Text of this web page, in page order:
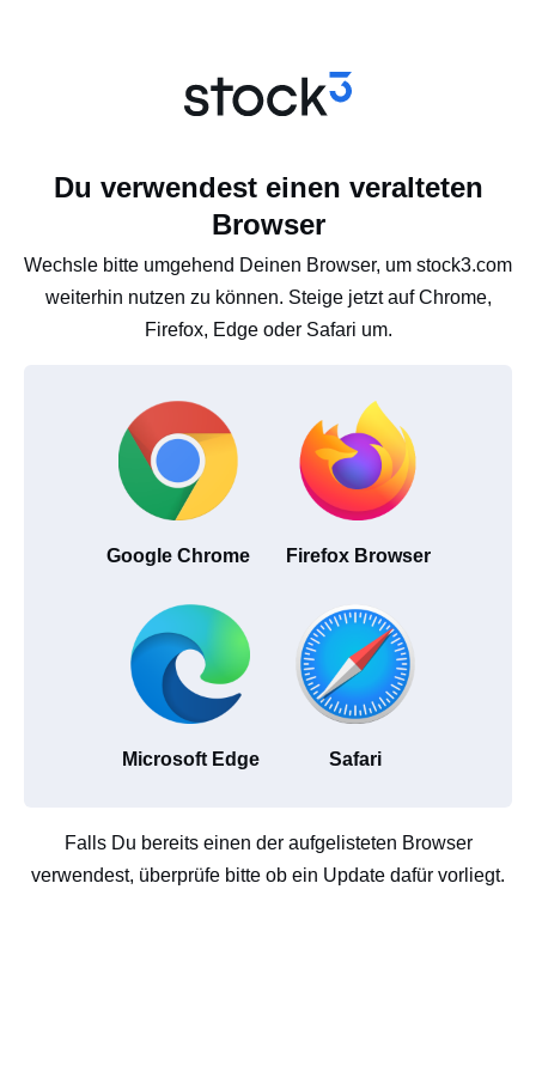
Du verwendest einen veralteten
Browser
Wechsle bitte umgehend Deinen Browser, um stock3.com
weiterhin nutzen zu können. Steige jetzt auf Chrome,
Firefox, Edge oder Safari um.
Google Chrome Firefox Browser
Microsoft Edge Safari
Falls Du bereits einen der aufgelisteten Browser
verwendest, überprüfe bitte ob ein Update dafür vorliegt.